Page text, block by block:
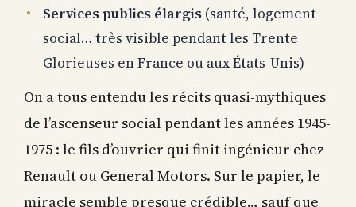
Services publics élargis (santé, logement
social… très visible pendant les Trente
Glorieuses en France ou aux États-Unis)
On a tous entendu les récits quasi-mythiques
de l’ascenseur social pendant les années 1945-
1975 : le fils d’ouvrier qui finit ingénieur chez
Renault ou General Motors. Sur le papier, le
miracle semble presque crédible… sauf que